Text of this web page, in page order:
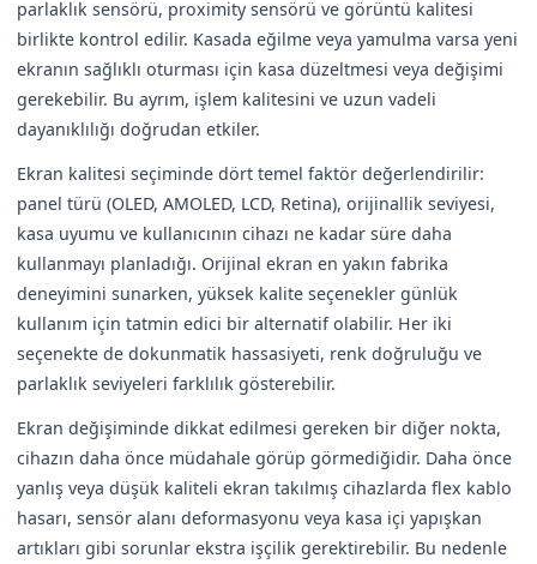
parlaklık sensörü, proximity sensörü ve görüntü kalitesi
birlikte kontrol edilir. Kasada eğilme veya yamulma varsa yeni
ekranın sağlıklı oturması için kasa düzeltmesi veya değişimi
gerekebilir. Bu ayrım, işlem kalitesini ve uzun vadeli
dayanıklılığı doğrudan etkiler.
Ekran kalitesi seçiminde dört temel faktör değerlendirilir:
panel türü (OLED, AMOLED, LCD, Retina), orijinallik seviyesi,
kasa uyumu ve kullanıcının cihazı ne kadar süre daha
kullanmayı planladığı. Orijinal ekran en yakın fabrika
deneyimini sunarken, yüksek kalite seçenekler günlük
kullanım için tatmin edici bir alternatif olabilir. Her iki
seçenekte de dokunmatik hassasiyeti, renk doğruluğu ve
parlaklık seviyeleri farklılık gösterebilir.
Ekran değişiminde dikkat edilmesi gereken bir diğer nokta,
cihazın daha önce müdahale görüp görmediğidir. Daha önce
yanlış veya düşük kaliteli ekran takılmış cihazlarda flex kablo
hasarı, sensör alanı deformasyonu veya kasa içi yapışkan
artıkları gibi sorunlar ekstra işçilik gerektirebilir. Bu nedenle